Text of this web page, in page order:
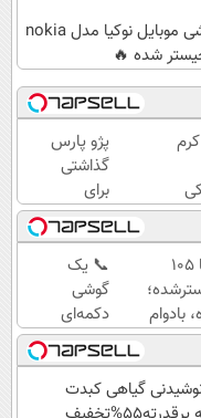
🔥 گوشی موبایل نوکیا مدل nokia
پژو پارس
گذاشتی
برای
فروش؟؟
اینجا
راحت
بفروشش
نوکیا 105
بادوام
📞 یک
گوشی
دکمه‌ای
ساده،
خوش‌دست
و بادوام 📱
نوشیدنی گیاهی کبدت